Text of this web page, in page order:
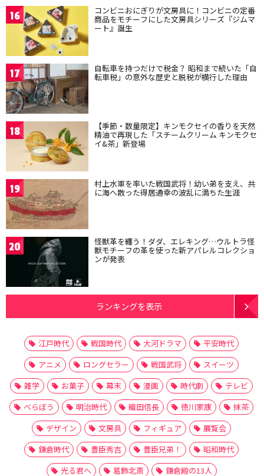
16 コンビニおにぎりが文房具に！コンビニの定番
商品をモチーフにした文房具シリーズ『ジムマ
ート』誕生
17 自転車を持つだけで税金？ 昭和まで続いた「自
転車税」の意外な歴史と脱税が横行した理由
18 【季節・数量限定】キンモクセイの香りを天然
精油で再現した「スチームクリーム キンモクセ
イ&茶」新登場
19 村上水軍を率いた戦国武将！幼い弟を支え、共
に海へ散った得居通幸の波乱に満ちた生涯
20 怪獣革を纏う！ダダ、エレキング…ウルトラ怪
獣モチーフの革を使った新アパレルコレクショ
ンが発表
ランキングを表示
江戸時代 戦国時代 大河ドラマ
平安時代
アニメ
ロングセラー 戦国武将
スイーツ
雑学
お菓子 幕末 漫画 時代劇
テレビ
べらぼう
明治時代 織田信長 徳川家康
抹茶
デザイン
文房具 フィギュア
展覧会
鎌倉時代
豊臣秀吉 豊臣兄弟！
昭和時代
光る君へ
葛飾北斎 鎌倉殿の13人